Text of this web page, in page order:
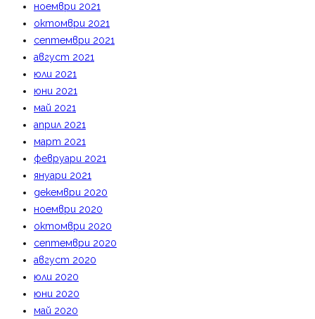
ноември 2021
октомври 2021
септември 2021
август 2021
юли 2021
юни 2021
май 2021
април 2021
март 2021
февруари 2021
януари 2021
декември 2020
ноември 2020
октомври 2020
септември 2020
август 2020
юли 2020
юни 2020
май 2020